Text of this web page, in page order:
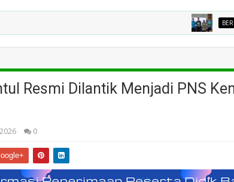
BERITA
Resmi Dilantik Menjadi PNS
0